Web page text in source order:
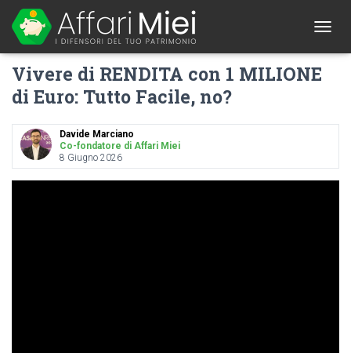
O
N
Vivere di RENDITA con 1 MILIONE
di Euro: Tutto Facile, no?
Davide Marciano
Co-fondatore di Affari Miei
8 Giugno 2026